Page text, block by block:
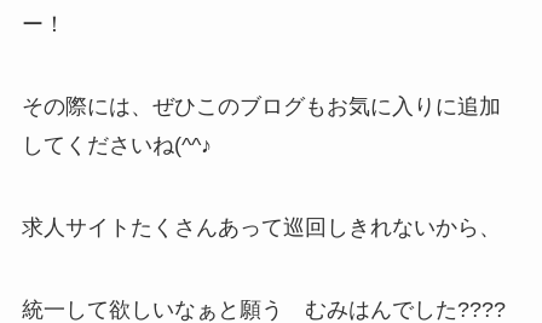
ー！
その際には、ぜひこのブログもお気に入りに追加
してくださいね(^^♪
求人サイトたくさんあって巡回しきれないから、
統一して欲しいなぁと願う むみはんでした????